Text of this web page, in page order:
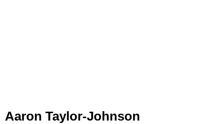
Aaron Taylor-Johnson